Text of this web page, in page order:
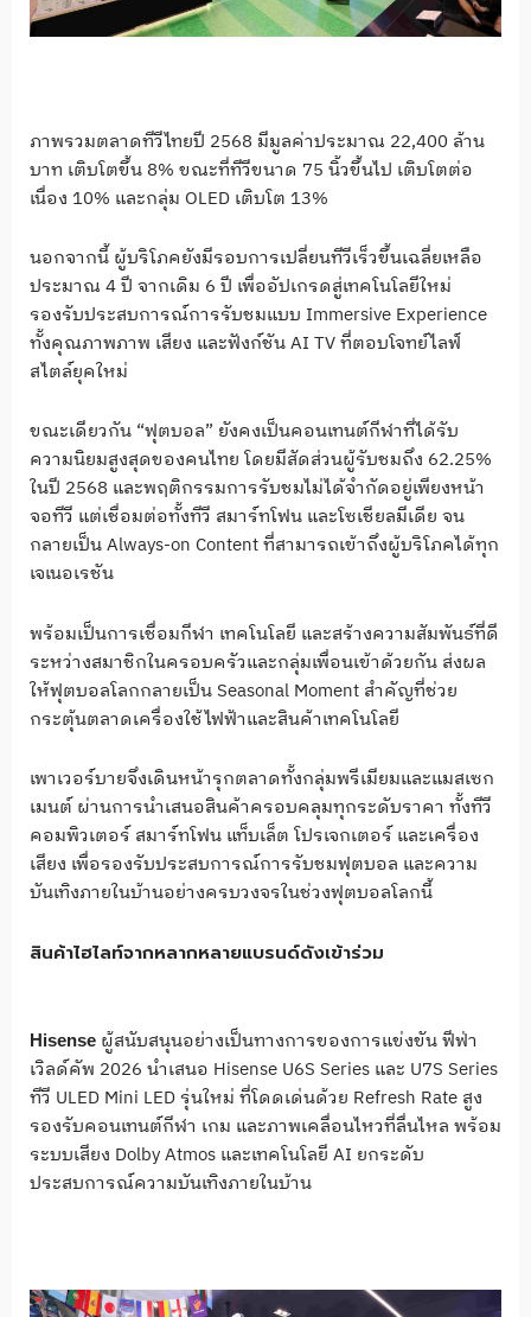
ภาพรวมตลาดทีวีไทยปี 2568 มีมูลค่าประมาณ 22,400 ล้าน
บาท เติบโตขึ้น 8% ขณะที่ทีวีขนาด 75 นิ้วขึ้นไป เติบโตต่อ
เนื่อง 10% และกลุ่ม OLED เติบโต 13%
นอกจากนี้ ผู้บริโภคยังมีรอบการเปลี่ยนทีวีเร็วขึ้นเฉลี่ยเหลือ
ประมาณ 4 ปี จากเดิม 6 ปี เพื่ออัปเกรดสู่เทคโนโลยีใหม่
รองรับประสบการณ์การรับชมแบบ Immersive Experience
ทั้งคุณภาพภาพ เสียง และฟังก์ชัน AI TV ที่ตอบโจทย์ไลฟ์
สไตล์ยุคใหม่
ขณะเดียวกัน “ฟุตบอล” ยังคงเป็นคอนเทนต์กีฬาที่ได้รับ
ความนิยมสูงสุดของคนไทย โดยมีสัดส่วนผู้รับชมถึง 62.25%
ในปี 2568 และพฤติกรรมการรับชมไม่ได้จำกัดอยู่เพียงหน้า
จอทีวี แต่เชื่อมต่อทั้งทีวี สมาร์ทโฟน และโซเชียลมีเดีย จน
กลายเป็น Always-on Content ที่สามารถเข้าถึงผู้บริโภคได้ทุก
เจเนอเรชัน
พร้อมเป็นการเชื่อมกีฬา เทคโนโลยี และสร้างความสัมพันธ์ที่ดี
ระหว่างสมาชิกในครอบครัวและกลุ่มเพื่อนเข้าด้วยกัน ส่งผล
ให้ฟุตบอลโลกกลายเป็น Seasonal Moment สำคัญที่ช่วย
กระตุ้นตลาดเครื่องใช้ไฟฟ้าและสินค้าเทคโนโลยี
เพาเวอร์บายจึงเดินหน้ารุกตลาดทั้งกลุ่มพรีเมียมและแมสเซก
เมนต์ ผ่านการนำเสนอสินค้าครอบคลุมทุกระดับราคา ทั้งทีวี
คอมพิวเตอร์ สมาร์ทโฟน แท็บเล็ต โปรเจกเตอร์ และเครื่อง
เสียง เพื่อรองรับประสบการณ์การรับชมฟุตบอล และความ
บันเทิงภายในบ้านอย่างครบวงจรในช่วงฟุตบอลโลกนี้
สินค้าไฮไลท์จากหลากหลายแบรนด์ดังเข้าร่วม
Hisense ผู้สนับสนุนอย่างเป็นทางการของการแข่งขัน ฟีฟ่า
เวิลด์คัพ 2026 นำเสนอ Hisense U6S Series และ U7S Series
ทีวี ULED Mini LED รุ่นใหม่ ที่โดดเด่นด้วย Refresh Rate สูง
รองรับคอนเทนต์กีฬา เกม และภาพเคลื่อนไหวที่ลื่นไหล พร้อม
ระบบเสียง Dolby Atmos และเทคโนโลยี AI ยกระดับ
ประสบการณ์ความบันเทิงภายในบ้าน